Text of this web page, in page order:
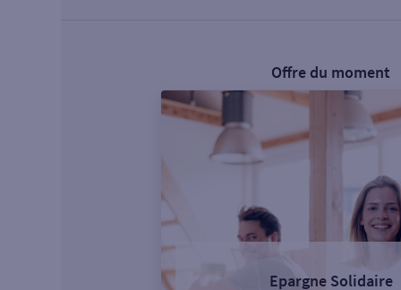
Offre du moment
Epargne Solidaire